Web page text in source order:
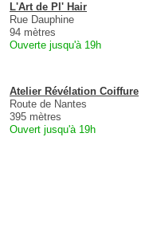
L'Art de Pl' Hair
Rue Dauphine
94 mètres
Ouverte jusqu'à 19h
Atelier Révélation Coiffure
Route de Nantes
395 mètres
Ouvert jusqu'à 19h